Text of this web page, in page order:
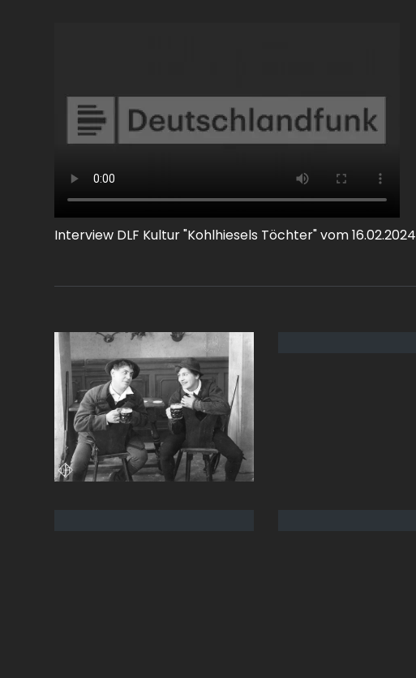
Interview DLF Kultur "Kohlhiesels Töchter" vom 16.02.2024